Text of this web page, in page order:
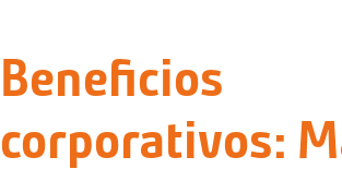
Beneficios
corporativos: